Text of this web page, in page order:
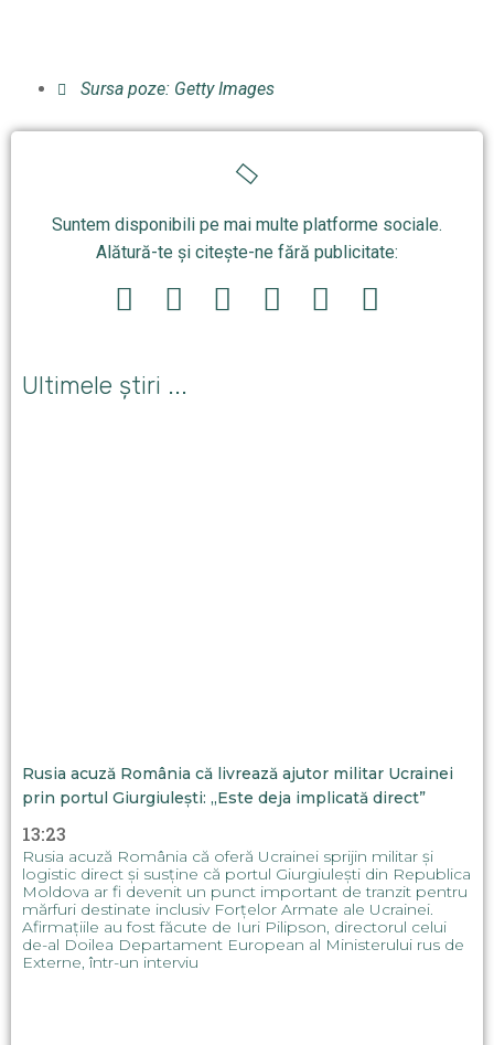
Sursa poze: Getty Images
Suntem disponibili pe mai multe platforme sociale.
Alătură-te și citește-ne fără publicitate:
Ultimele știri ...
Rusia acuză România că livrează ajutor militar Ucrainei
prin portul Giurgiulești: „Este deja implicată direct”
13:23
Rusia acuză România că oferă Ucrainei sprijin militar și
logistic direct și susține că portul Giurgiulești din Republica
Moldova ar fi devenit un punct important de tranzit pentru
mărfuri destinate inclusiv Forțelor Armate ale Ucrainei.
Afirmațiile au fost făcute de Iuri Pilipson, directorul celui
de-al Doilea Departament European al Ministerului rus de
Externe, într-un interviu